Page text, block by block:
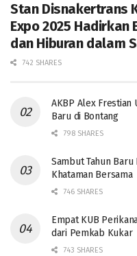
Stan Disnakertrans
Expo 2025 Hadirkan
dan Hiburan dalam
742 SHARES
AKBP Alex
Baru di Bontang
798 SHARES
Sambut Tahun
Khataman Bersama
746 SHARES
Empat KUB
dari Pemkab Kukar
743 SHARES